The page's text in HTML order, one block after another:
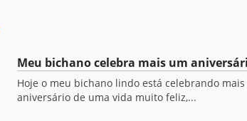
Meu bichano celebra mais um
Hoje o meu bichano lindo está celebrando
aniversário de uma vida muito feliz,...